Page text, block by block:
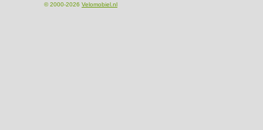
© 2000-2026 Velomobiel.nl